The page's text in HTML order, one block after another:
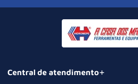
Central de atendimento